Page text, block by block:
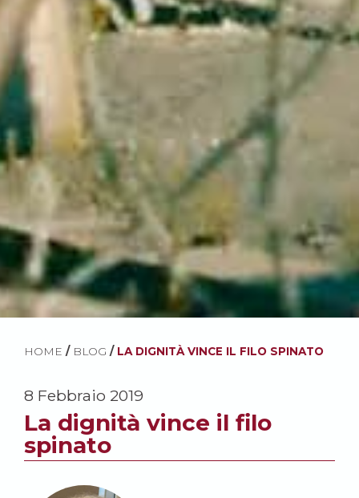
HOME / BLOG / LA DIGNITÀ VINCE IL FILO SPINATO
8 Febbraio 2019
La dignità vince il filo
spinato